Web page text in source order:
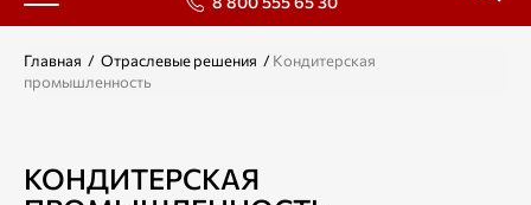
Главная / Отраслевые решения /Кондитерская
промышленность
КОНДИТЕРСКАЯ